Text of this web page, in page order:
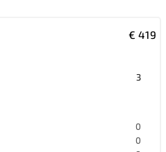
€ 419
3
0
0